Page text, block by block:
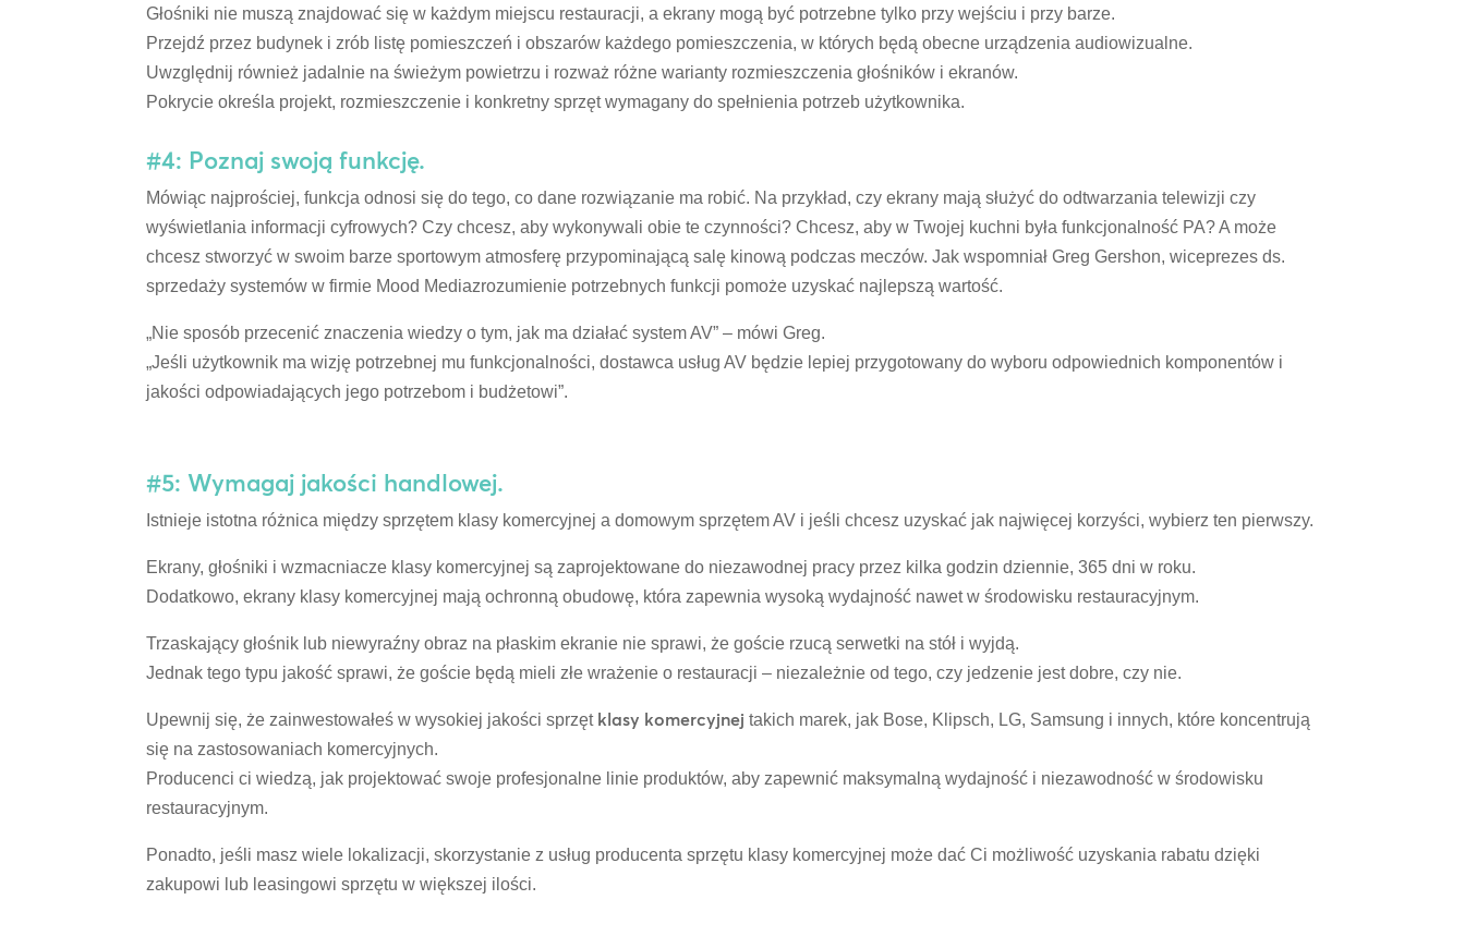
Głośniki nie muszą znajdować się w każdym miejscu restauracji, a ekrany mogą być potrzebne tylko przy wejściu i przy barze.
Przejdź przez budynek i zrób listę pomieszczeń i obszarów każdego pomieszczenia, w których będą obecne urządzenia audiowizualne.
Uwzględnij również jadalnie na świeżym powietrzu i rozważ różne warianty rozmieszczenia głośników i ekranów.
Pokrycie określa projekt, rozmieszczenie i konkretny sprzęt wymagany do spełnienia potrzeb użytkownika.
#4: Poznaj swoją funkcję.
Mówiąc najprościej, funkcja odnosi się do tego, co dane rozwiązanie ma robić. Na przykład, czy ekrany mają służyć do odtwarzania telewizji czy
wyświetlania informacji cyfrowych? Czy chcesz, aby wykonywali obie te czynności? Chcesz, aby w Twojej kuchni była funkcjonalność PA? A może
chcesz stworzyć w swoim barze sportowym atmosferę przypominającą salę kinową podczas meczów. Jak wspomniał Greg Gershon, wiceprezes ds.
sprzedaży systemów w firmie Mood Mediazrozumienie potrzebnych funkcji pomoże uzyskać najlepszą wartość.
„Nie sposób przecenić znaczenia wiedzy o tym, jak ma działać system AV” – mówi Greg.
„Jeśli użytkownik ma wizję potrzebnej mu funkcjonalności, dostawca usług AV będzie lepiej przygotowany do wyboru odpowiednich komponentów i
jakości odpowiadających jego potrzebom i budżetowi”.
#5: Wymagaj jakości handlowej.
Istnieje istotna różnica między sprzętem klasy komercyjnej a domowym sprzętem AV i jeśli chcesz uzyskać jak najwięcej korzyści, wybierz ten pierwszy.
Ekrany, głośniki i wzmacniacze klasy komercyjnej są zaprojektowane do niezawodnej pracy przez kilka godzin dziennie, 365 dni w roku.
Dodatkowo, ekrany klasy komercyjnej mają ochronną obudowę, która zapewnia wysoką wydajność nawet w środowisku restauracyjnym.
Trzaskający głośnik lub niewyraźny obraz na płaskim ekranie nie sprawi, że goście rzucą serwetki na stół i wyjdą.
Jednak tego typu jakość sprawi, że goście będą mieli złe wrażenie o restauracji – niezależnie od tego, czy jedzenie jest dobre, czy nie.
Upewnij się, że zainwestowałeś w wysokiej jakości sprzęt klasy komercyjnej takich marek, jak Bose, Klipsch, LG, Samsung i innych, które koncentrują
się na zastosowaniach komercyjnych.
Producenci ci wiedzą, jak projektować swoje profesjonalne linie produktów, aby zapewnić maksymalną wydajność i niezawodność w środowisku
restauracyjnym.
Ponadto, jeśli masz wiele lokalizacji, skorzystanie z usług producenta sprzętu klasy komercyjnej może dać Ci możliwość uzyskania rabatu dzięki
zakupowi lub leasingowi sprzętu w większej ilości.